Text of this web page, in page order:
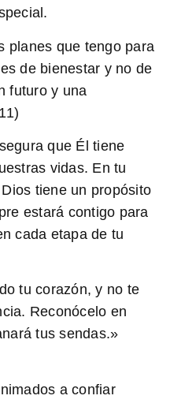
planes que tengo para
de bienestar y no de
futuro y una
que Él tiene
vidas. En tu
tiene un propósito
estará contigo para
cada etapa de tu
tu corazón, y no te
Reconócelo en
tus sendas.»
a confiar